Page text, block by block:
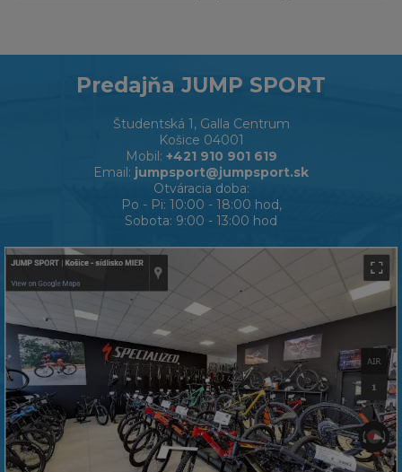
Predajňa JUMP SPORT
Študentská 1, Galla Centrum
Košice 04001
Mobil: +421 910 901 619
Email: jumpsport@jumpsport.sk
Otváracia doba:
Po - Pi: 10:00 - 18:00 hod,
Sobota: 9:00 - 13:00 hod